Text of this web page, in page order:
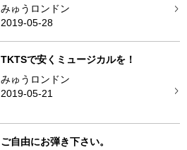
みゅうロンドン
2019-05-28
TKTSで安くミュージカルを！
みゅうロンドン
2019-05-21
ご自由にお弾き下さい。